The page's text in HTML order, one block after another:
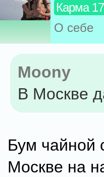
Карма
О себе
Moony
В Москве
Бум чайной
Москве на